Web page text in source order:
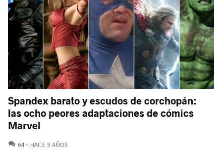
Spandex barato y escudos de corchopán:
las ocho peores adaptaciones de cómics
Marvel
64 COMENTARIOS
HACE 9 AÑOS